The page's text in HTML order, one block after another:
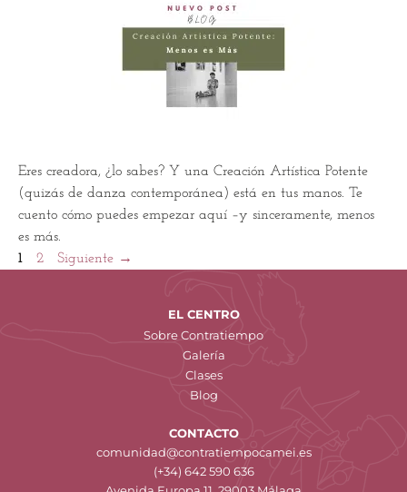
Eres creadora, ¿lo sabes? Y una Creación Artística Potente
(quizás de danza contemporánea) está en tus manos. Te
cuento cómo puedes empezar aquí –y sinceramente, menos
es más.
1
2 Siguiente →
EL CENTRO
Sobre Contratiempo
Galería
Clases
Blog
CONTACTO
comunidad@contratiempocamei.es
(+34) 642 590 636